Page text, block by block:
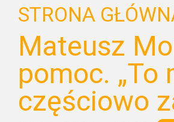
STRONA
Mateusz
pomoc. „To
częściowo